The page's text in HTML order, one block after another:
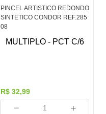
PINCEL ARTISTICO REDONDO
SINTETICO CONDOR REF.285
08
MULTIPLO - PCT C/6
R$ 32,99
＋
－